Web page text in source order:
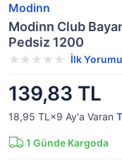
Modinn
Modinn Club
Pedsiz 1200
İlk
139,83 TL
18,95 TL×9 Ay'a Varan
1 Günde Kargoda